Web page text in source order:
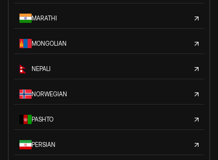
MARATHI
MONGOLIAN
NEPALI
NORWEGIAN
PASHTO
PERSIAN